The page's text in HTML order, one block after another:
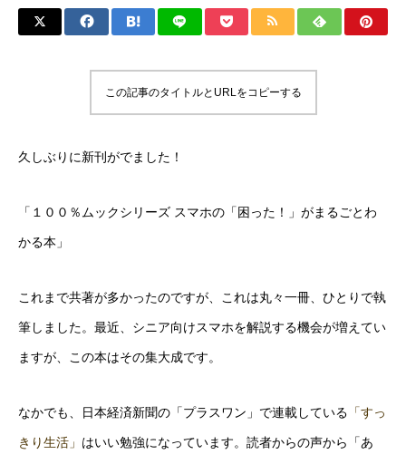
この記事のタイトルとURLをコピーする
久しぶりに新刊がでました！
「１００％ムックシリーズ スマホの「困った！」がまるごとわ
かる本」
これまで共著が多かったのですが、これは丸々一冊、ひとりで執
筆しました。最近、シニア向けスマホを解説する機会が増えてい
ますが、この本はその集大成です。
なかでも、日本経済新聞の「プラスワン」で連載している 「すっ
きり生活」 はいい勉強になっています。読者からの声から「あ